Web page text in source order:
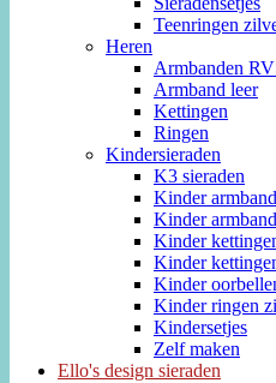
Teenringen
Heren
Armbanden
Armband leer
Kettingen
Ringen
Kindersieraden
K3 sieraden
Kinder
Kinder
Kinder
Kinder
Kinder
Kinder ringen
Kindersetjes
Zelf maken
Ello's design sieraden